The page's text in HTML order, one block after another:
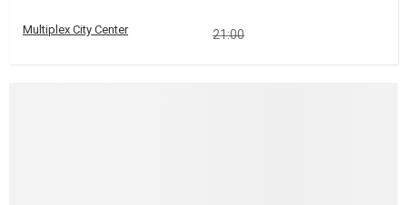
Multiplex City Center 21:00